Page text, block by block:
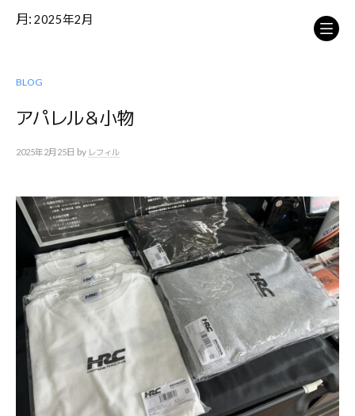
月: 2025年2月
BLOG
アパレル＆小物
2025年2月25日 by レフィル